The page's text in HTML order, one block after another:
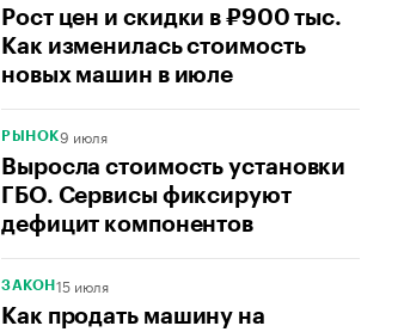
Рост цен и скидки в ₽900 тыс.
Как изменилась стоимость
новых машин в июле
РЫНОК9 июля
Выросла стоимость установки
ГБО. Сервисы фиксируют
дефицит компонентов
ЗАКОН 15 июля
Как продать машину на